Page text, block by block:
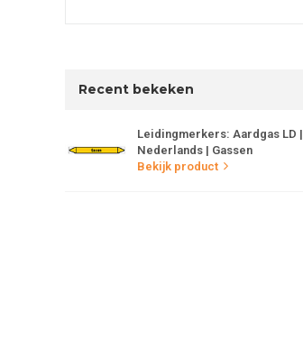
Recent bekeken
Leidingmerkers: Aardgas LD |
Nederlands | Gassen
Bekijk product